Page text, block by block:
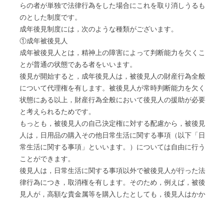
らの者が単独で法律行為をした場合にこれを取り消しうるも
のとした制度です。
成年後見制度には，次のような種類がございます。
①成年被後見人
成年被後見人とは，精神上の障害によって判断能力を欠くこ
とが普通の状態である者をいいます。
後見が開始すると，成年後見人は，被後見人の財産行為全般
について代理権を有します。被後見人が常時判断能力を欠く
状態にある以上，財産行為全般において後見人の援助が必要
と考えられるためです。
もっとも，被後見人の自己決定権に対する配慮から，被後見
人は，日用品の購入その他日常生活に関する事項（以下「日
常生活に関する事項」といいます。）については自由に行う
ことができます。
後見人は，日常生活に関する事項以外で被後見人が行った法
律行為につき，取消権を有します。そのため，例えば，被後
見人が，高額な貴金属等を購入したとしても，後見人はかか